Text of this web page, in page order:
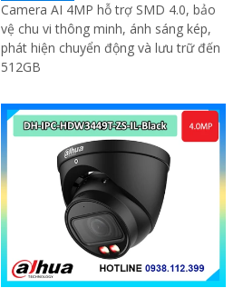
Camera AI 4MP hỗ trợ SMD 4.0, bảo
vệ chu vi thông minh, ánh sáng kép,
phát hiện chuyển động và lưu trữ đến
512GB